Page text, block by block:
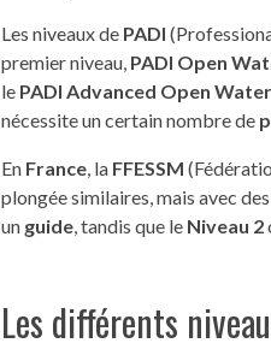
Les niveaux de PADI
premier niveau, PADI Open
le PADI Advanced Open
nécessite un certain nombre de
En France , la FFESSM
plongée similaires, mais avec
un guide , tandis que le Niveau 2
Les différents